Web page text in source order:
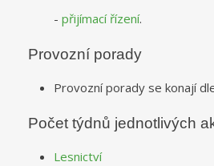
- přijímací řízení.
Provozní porady
Provozní porady se konají
Počet týdnů jednotlivých
Lesnictví